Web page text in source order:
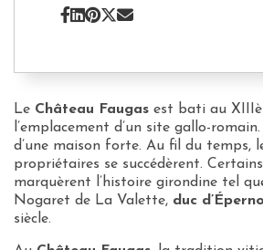
Le Château Faugas est bati au
l’emplacement d’un site gallo-
d’une maison forte. Au fil du temps,
propriétaires se succédèrent.
marquèrent l’histoire girondine tel
Nogaret de La Valette, duc
siècle.